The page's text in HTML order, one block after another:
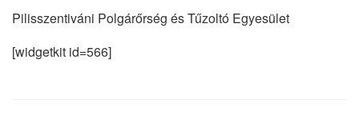
Pilisszentiváni Polgárőrség és Tűzoltó Egyesület
[widgetkit id=566]